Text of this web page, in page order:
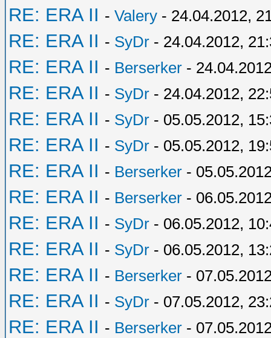
RE: ERA II - Valery - 24.04.2012,
RE: ERA II - SyDr - 24.04.2012,
RE: ERA II - Berserker -
RE: ERA II - SyDr - 24.04.2012,
RE: ERA II - SyDr - 05.05.2012,
RE: ERA II - SyDr - 05.05.2012,
RE: ERA II - Berserker -
RE: ERA II - Berserker -
RE: ERA II - SyDr - 06.05.2012,
RE: ERA II - SyDr - 06.05.2012,
RE: ERA II - Berserker -
RE: ERA II - SyDr - 07.05.2012,
RE: ERA II - Berserker -